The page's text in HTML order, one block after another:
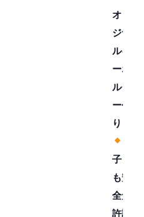
オリ
ジナ
ルキ
ーホ
ルダ
ー作
り
子ど
も安
全免
許証